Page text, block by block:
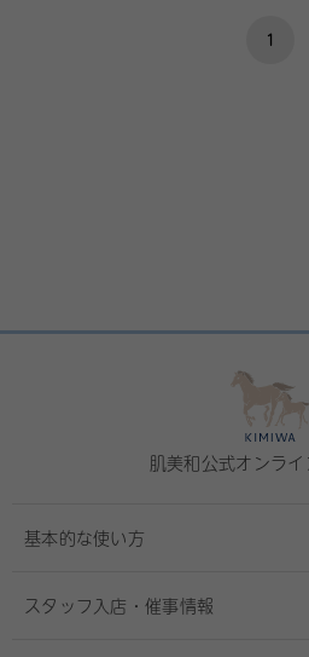
1
肌美和公式オンラ
基本的な使い方
スタッフ入店・催事情報